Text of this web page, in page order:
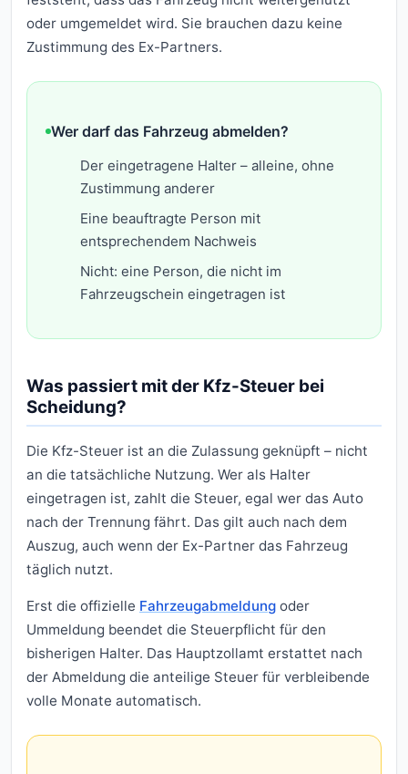
oder umgemeldet wird. Sie brauchen dazu keine
Zustimmung des Ex-Partners.
Wer darf das Fahrzeug abmelden?
Der eingetragene Halter – alleine, ohne
Zustimmung anderer
Eine beauftragte Person mit
entsprechendem Nachweis
Nicht: eine Person, die nicht im
Fahrzeugschein eingetragen ist
Was passiert mit der Kfz-Steuer bei
Scheidung?
Die Kfz-Steuer ist an die Zulassung geknüpft – nicht
an die tatsächliche Nutzung. Wer als Halter
eingetragen ist, zahlt die Steuer, egal wer das Auto
nach der Trennung fährt. Das gilt auch nach dem
Auszug, auch wenn der Ex-Partner das Fahrzeug
täglich nutzt.
Erst die offizielle Fahrzeugabmeldung oder
Ummeldung beendet die Steuerpflicht für den
bisherigen Halter. Das Hauptzollamt erstattet nach
der Abmeldung die anteilige Steuer für verbleibende
volle Monate automatisch.